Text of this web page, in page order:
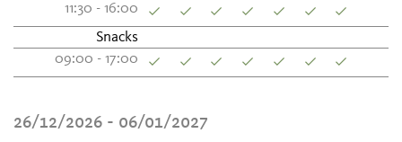
11:30 - 16:00
Snacks
09:00 - 17:00
26/12/2026 - 06/01/2027